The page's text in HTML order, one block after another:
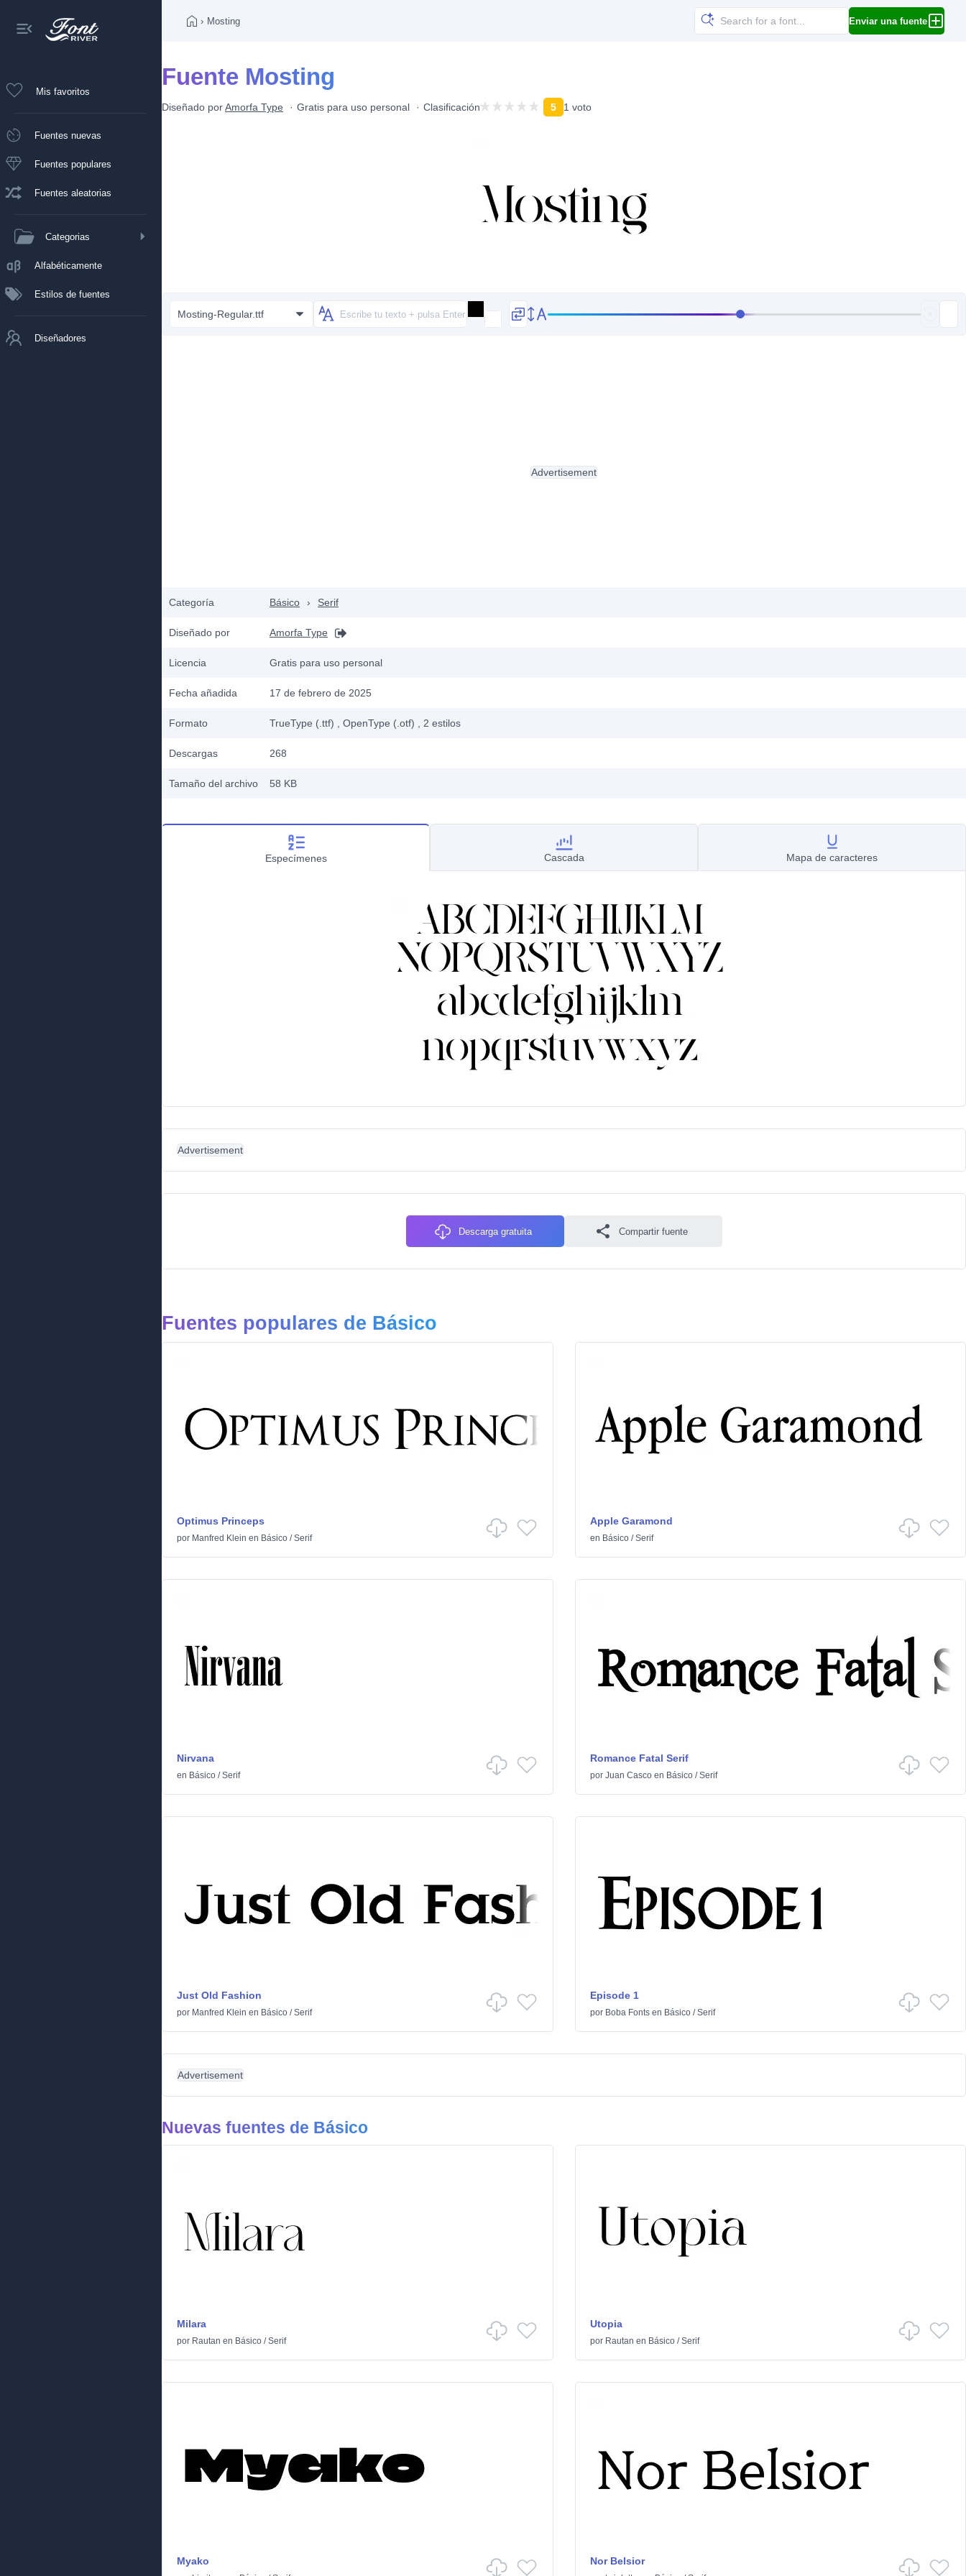
Mis favoritos
Fuentes nuevas
Fuentes populares
Fuentes aleatorias
Categorias
Alfabéticamente
Estilos de fuentes
Diseñadores
› Mosting Enviar una fuente
Fuente Mosting
Diseñado porAmorfa Type Gratis para uso personal Clasificación 5 1 voto
Mosting-Regular.ttf
Categoría Básico › Serif
Diseñado por Amorfa Type
Licencia Gratis para uso personal
Fecha añadida 17 de febrero de 2025
Formato TrueType (.ttf) , OpenType (.otf) , 2 estilos
Descargas 268
Tamaño del archivo 58 KB
Advertisement
Especímenes Cascada Mapa de caracteres
Advertisement
Descarga gratuita Compartir fuente
Fuentes populares de Básico
Optimus Princeps
por Manfred Klein en Básico /Serif
Apple Garamond
en Básico/Serif
Nirvana
en Básico /Serif
Romance Fatal Serif
por Juan Cascoen Básico/Serif
Just Old Fashion
por Manfred Klein en Básico /Serif
Episode 1
por Boba Fontsen Básico/Serif
Advertisement
Nuevas fuentes de Básico
Milara
por Rautan en Básico /Serif
Utopia
por Rautan en Básico/Serif
Myako Nor Belsior